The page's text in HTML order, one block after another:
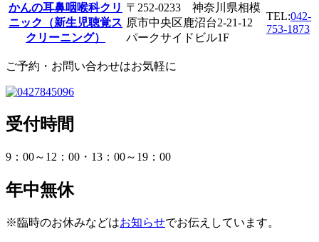
かんの耳鼻咽喉科クリ
ニック（新生児聴覚ス
クリーニング）
〒252-0233 神奈川県相模
原市中央区鹿沼台2-21-12
パークサイドビル1F
TEL:042-
753-1873
ご予約・お問い合わせはお気軽に
受付時間
9：00～12：00・13：00～19：00
年中無休
※臨時のお休みなどはお知らせでお伝えしています。